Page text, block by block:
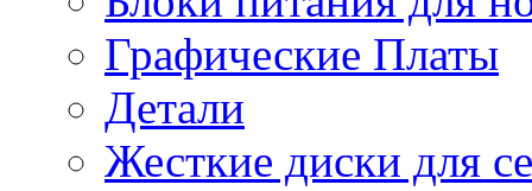
Графические Платы
Детали
Жесткие диски для